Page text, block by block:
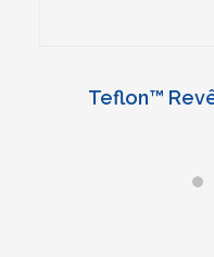
Teflon™